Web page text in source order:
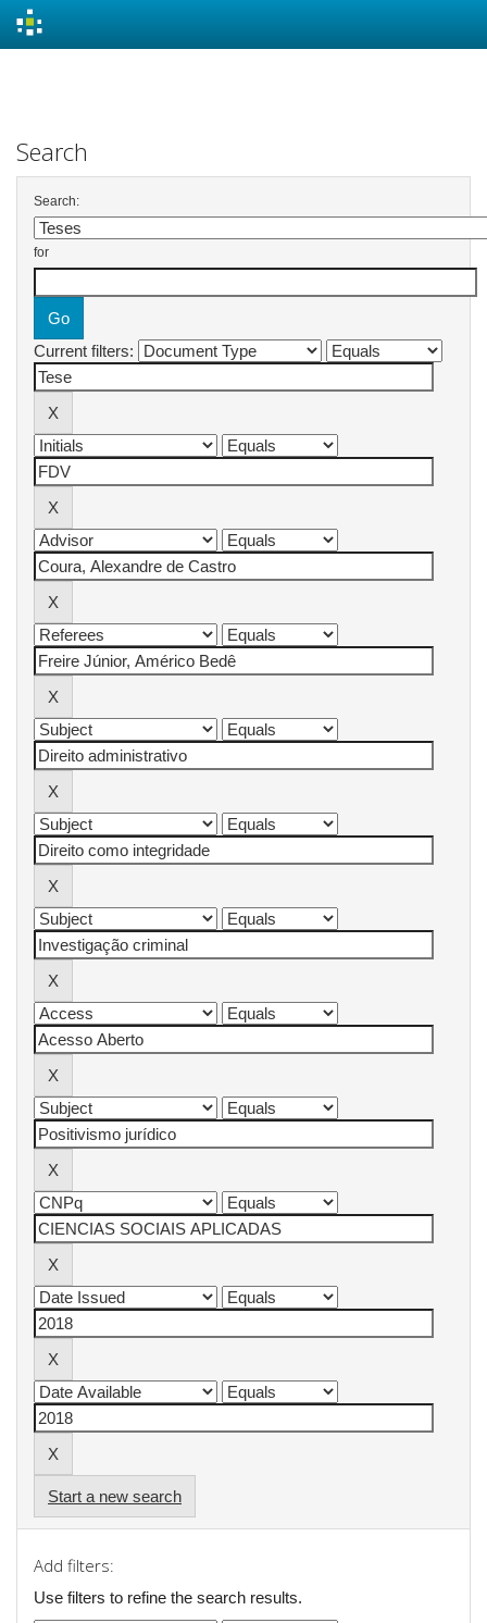
Search
Search:
for
Current filters:
Start a new search
Add filters:
Use filters to refine the search results.